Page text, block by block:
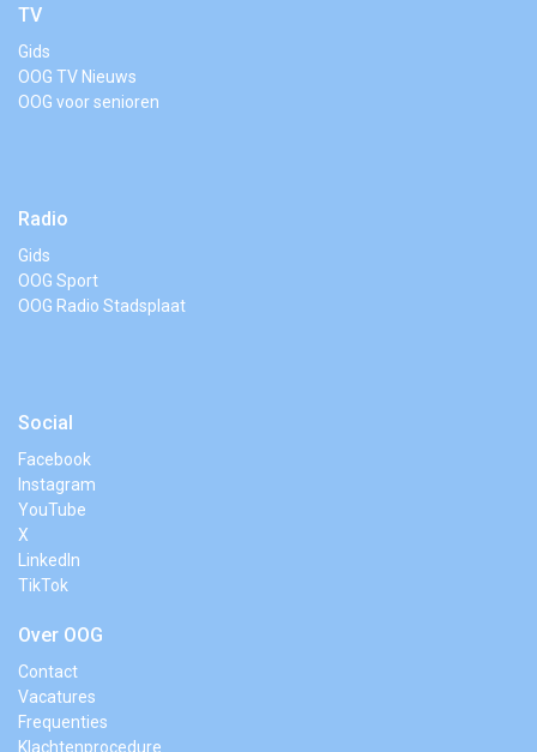
TV
Gids
OOG TV Nieuws
OOG voor senioren
Radio
Gids
OOG Sport
OOG Radio Stadsplaat
Social
Facebook
Instagram
YouTube
X
LinkedIn
TikTok
Over OOG
Contact
Vacatures
Frequenties
Klachtenprocedure